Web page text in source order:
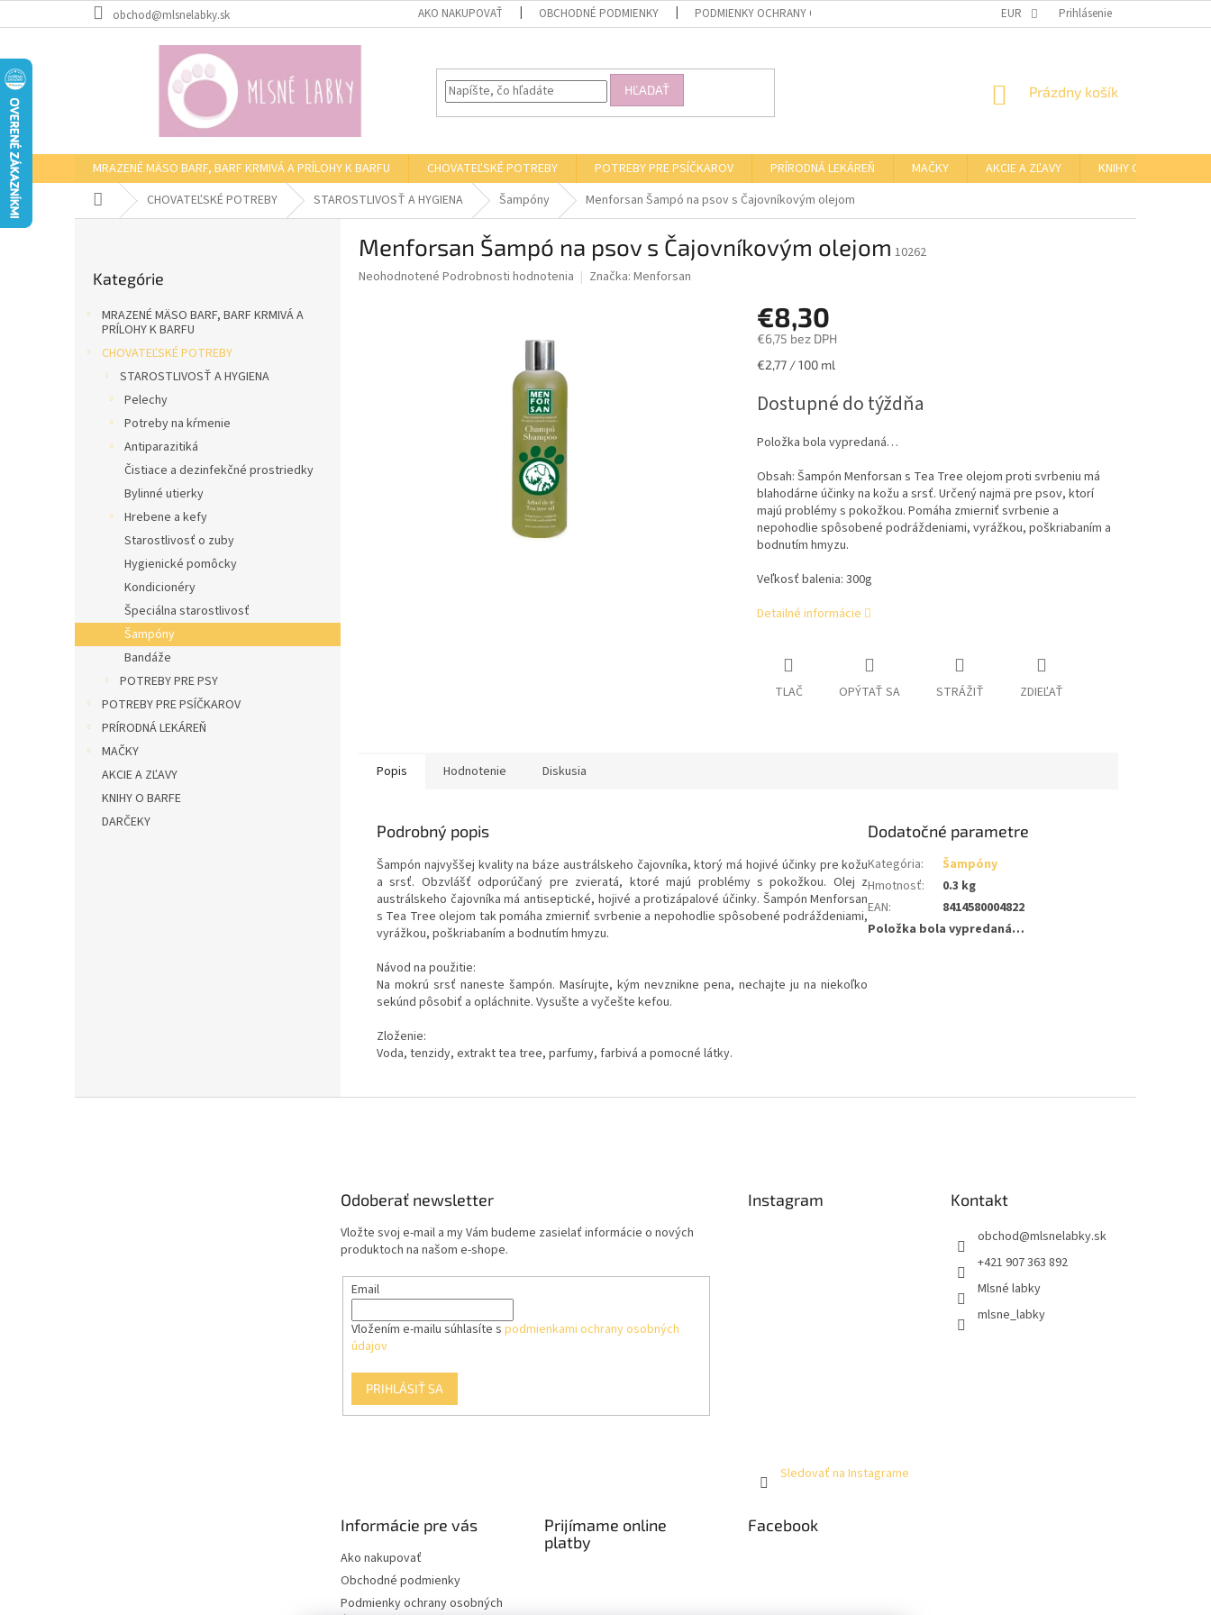
na
obchod@mlsnelabky.sk AKO NAKUPOVAŤ OBCHODNÉ PODMIENKY PODMIENKY OCHRANY OSOBNÝCH ÚDAJOV OTVÁRACIE HODINY KAMENNEJ PREDAJNE
EUR Prihlásenie
HĽADAŤ
NÁKUPNÝ
Prázdny košík
MRAZENÉ MÄSO BARF, BARF KRMIVÁ A PRÍLOHY K BARFU CHOVATEĽSKÉ POTREBY POTREBY PRE PSÍČKAROV PRÍRODNÁ LEKÁREŇ MAČKY AKCIE A ZĽAVY
KNIHY O BARFE
Domov CHOVATEĽSKÉ POTREBY STAROSTLIVOSŤ A HYGIENA Šampóny Menforsan Šampó na psov s Čajovníkovým olejom
kategórie
Kategórie
MRAZENÉ MÄSO BARF, BARF KRMIVÁ A
PRÍLOHY K BARFU
CHOVATEĽSKÉ POTREBY
STAROSTLIVOSŤ A HYGIENA
Pelechy
Potreby na kŕmenie
Antiparazitiká
Čistiace a dezinfekčné prostriedky
Bylinné utierky
Hrebene a kefy
Starostlivosť o zuby
Hygienické pomôcky
Kondicionéry
Špeciálna starostlivosť
Šampóny
Bandáže
POTREBY PRE PSY
POTREBY PRE PSÍČKAROV
PRÍRODNÁ LEKÁREŇ
MAČKY
AKCIE A ZĽAVY
KNIHY O BARFE
DARČEKY
Menforsan Šampó na psov s Čajovníkovým olejom 10262
Priemerné
Neohodnotené Podrobnosti hodnotenia Značka: Menforsan
€8,30
€6,75 bez DPH
Jednotková
€2,77 / 100 ml
Dostupné do týždňa
Položka bola vypredaná…
Obsah: Šampón Menforsan s Tea Tree olejom proti svrbeniu má
blahodárne účinky na kožu a srsť. Určený najmä pre psov, ktorí
majú problémy s pokožkou. Pomáha zmierniť svrbenie a
nepohodlie spôsobené podráždeniami, vyrážkou, poškriabaním a
bodnutím hmyzu.
Veľkosť balenia: 300g
Detailné informácie
TLAČ OPÝTAŤ SA STRÁŽIŤ ZDIEĽAŤ
Popis Hodnotenie Diskusia
Podrobný popis
Šampón najvyššej kvality na báze austrálskeho čajovníka, ktorý má hojivé účinky pre kožu
a srsť. Obzvlášť odporúčaný pre zvieratá, ktoré majú problémy s pokožkou. Olej z
austrálskeho čajovníka má antiseptické, hojivé a protizápalové účinky. Šampón Menforsan
s Tea Tree olejom tak pomáha zmierniť svrbenie a nepohodlie spôsobené podráždeniami,
vyrážkou, poškriabaním a bodnutím hmyzu.
Návod na použitie:
Na mokrú srsť naneste šampón. Masírujte, kým nevznikne pena, nechajte ju na niekoľko
sekúnd pôsobiť a opláchnite. Vysušte a vyčešte kefou.
Zloženie:
Voda, tenzidy, extrakt tea tree, parfumy, farbivá a pomocné látky.
Dodatočné parametre
Kategória:
Šampóny
Hmotnosť:
0.3 kg
EAN:
8414580004822
Položka bola vypredaná…
Odoberať newsletter
Vložte svoj e-mail a my Vám budeme zasielať informácie o nových
produktoch na našom e-shope.
Email
Vložením e-mailu súhlasíte s podmienkami ochrany osobných
údajov
PRIHLÁSIŤ SA
Instagram
Sledovať na Instagrame
Kontakt
obchod@mlsnelabky.sk
+421 907 363 892
Mlsné labky
mlsne_labky
Informácie pre vás
Ako nakupovať
Obchodné podmienky
Podmienky ochrany osobných
Prijímame online
platby
Facebook